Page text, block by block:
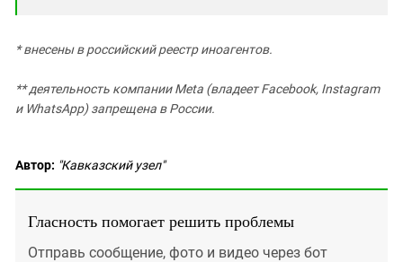
* внесены в российский реестр иноагентов.
**деятельность компании Meta (владеет Facebook, Instagram
и WhatsApp) запрещена в России.
Автор: "Кавказский узел"
Гласность помогает решить проблемы
Отправь сообщение, фото и видео через бот